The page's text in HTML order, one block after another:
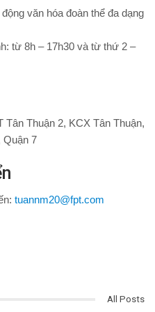
văn hóa đoàn thể đa dạng
từ 8h – 17h30 và từ thứ 2 –
Tân Thuận 2, KCX Tân Thuận,
Quận 7
tuannm20@fpt.com
All Posts